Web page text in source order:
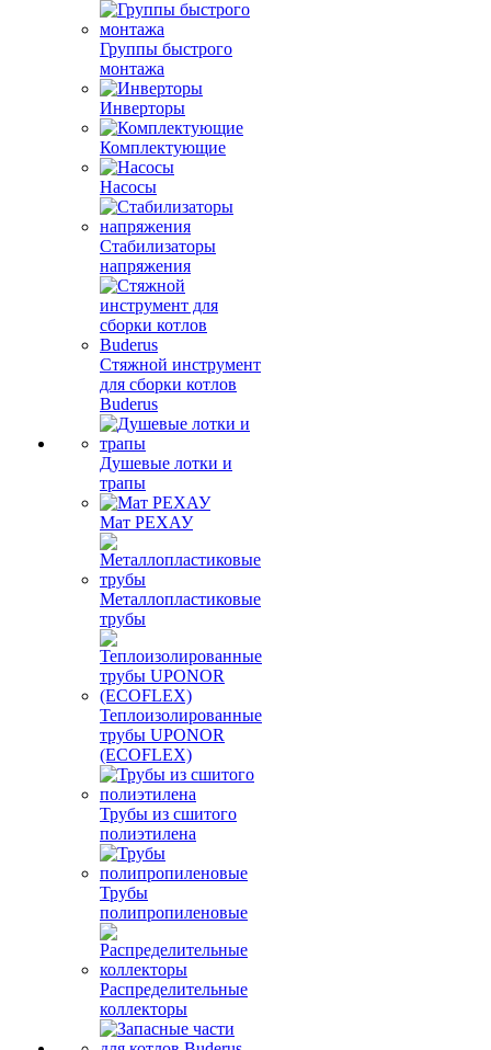
Группы быстрого
монтажа
Инверторы
Комплектующие
Насосы
Стабилизаторы
напряжения
Стяжной инструмент
для сборки котлов
Buderus
Душевые лотки и
трапы
Мат РЕХАУ
Металлопластиковые
трубы
Теплоизолированные
трубы UPONOR
(ECOFLEX)
Трубы из сшитого
полиэтилена
Трубы
полипропиленовые
Распределительные
коллекторы